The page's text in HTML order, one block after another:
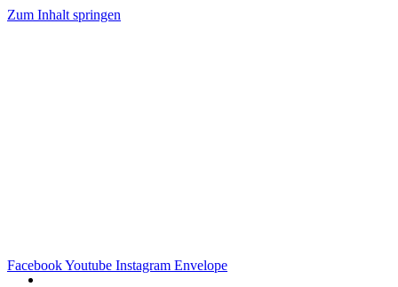
Zum Inhalt springen
FacebookYoutube Instagram Envelope